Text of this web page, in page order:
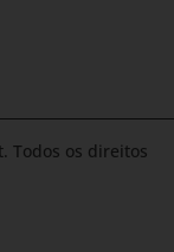
Todos os direitos